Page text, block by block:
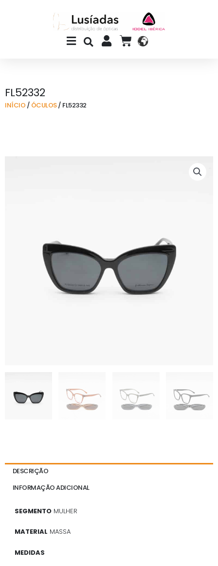
Main
Menu
CART
FL52332
INÍCIO / ÓCULOS/ FL52332
DESCRIÇÃO
INFORMAÇÃO ADICIONAL
SEGMENTO MULHER
MATERIAL MASSA
MEDIDAS